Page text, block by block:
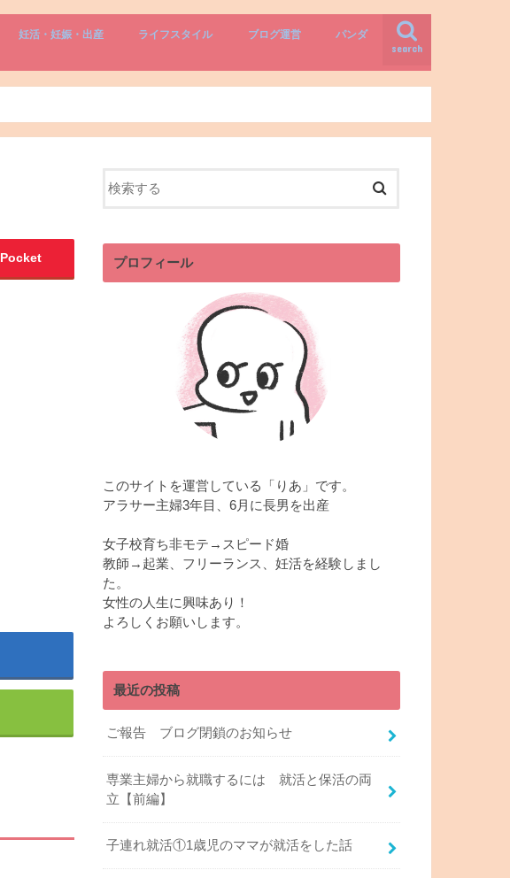
search
妊活・妊娠・出産 ライフスタイル ブログ運営 パンダ
Pocket プロフィール
このサイトを運営している「りあ」です。
アラサー主婦3年目、6月に長男を出産
女子校育ち非モテ→スピード婚
教師→起業、フリーランス、妊活を経験しまし
た。
女性の人生に興味あり！
よろしくお願いします。
最近の投稿
ご報告 ブログ閉鎖のお知らせ
専業主婦から就職するには 就活と保活の両
立【前編】
子連れ就活①1歳児のママが就活をした話